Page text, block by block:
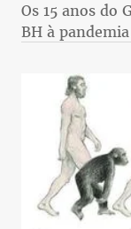
Os 15 anos do
BH à pandemia